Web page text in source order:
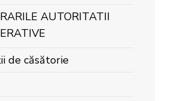
AUTORITATII
de căsătorie